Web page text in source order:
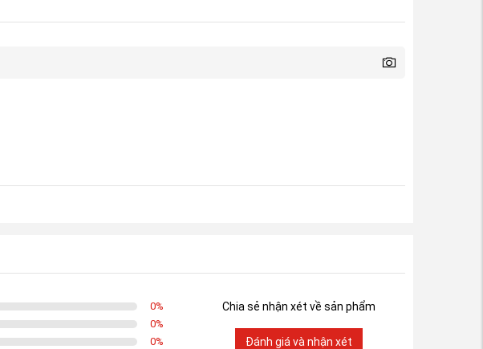
0%
0%
0%
Chia sẻ nhận xét về sản phẩm
Đánh giá và nhận xét